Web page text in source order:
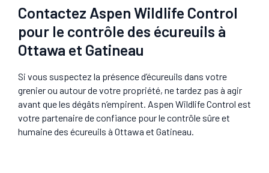
Contactez Aspen Wildlife Control
pour le contrôle des écureuils à
Ottawa et Gatineau
Si vous suspectez la présence d’écureuils dans votre
grenier ou autour de votre propriété, ne tardez pas à agir
avant que les dégâts n’empirent. Aspen Wildlife Control est
votre partenaire de confiance pour le contrôle sûre et
humaine des écureuils à Ottawa et Gatineau.